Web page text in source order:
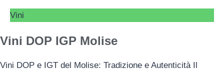
Vini
Vini DOP IGP Molise
Vini DOP e IGT del Molise: Tradizione e Autenticità Il